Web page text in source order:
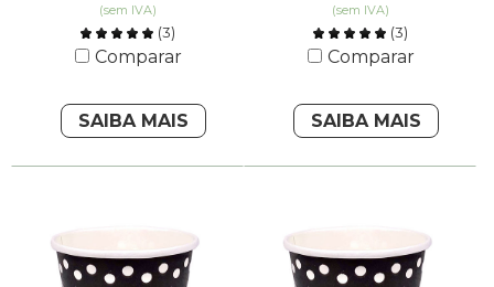
(sem IVA)
(3)
Comparar
SAIBA MAIS
(sem IVA)
(3)
Comparar
SAIBA MAIS